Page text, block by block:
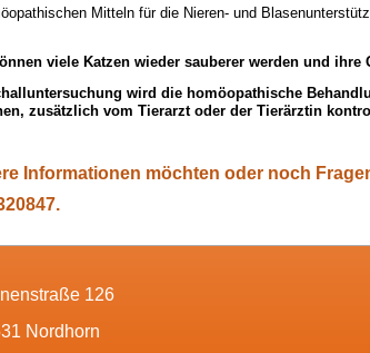
Mitteln für die Nieren- und
viele Katzen wieder sauberer werden und ihre
wird die homöopathische
zusätzlich vom Tierarzt oder der Tierärztin
Informationen möchten oder noch
126
Nordhorn